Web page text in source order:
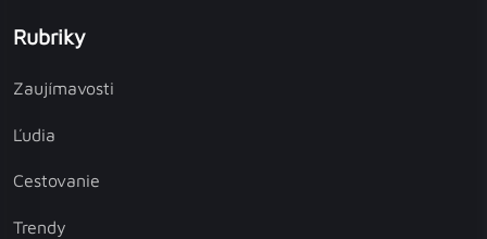
Rubriky
Zaujímavosti
Ľudia
Cestovanie
Trendy